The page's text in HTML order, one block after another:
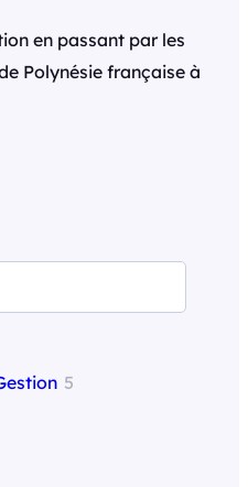
en passant par les
Polynésie française à
5